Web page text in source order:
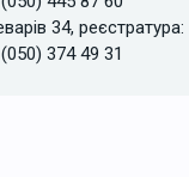
34, реєстратура:
374 49 31